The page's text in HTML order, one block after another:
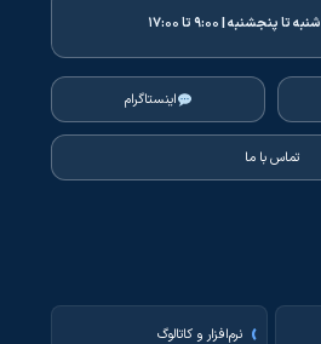
شنبه تا پنجشنبه | ۹:۰۰ تا ۱۷:۰۰
اینستاگرام
تماس با ما
نرم‌افزار و کاتالوگ